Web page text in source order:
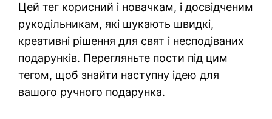
Цей тег корисний і новачкам, і досвідченим
рукодільникам, які шукають швидкі,
креативні рішення для свят і несподіваних
подарунків. Перегляньте пости під цим
тегом, щоб знайти наступну ідею для
вашого ручного подарунка.